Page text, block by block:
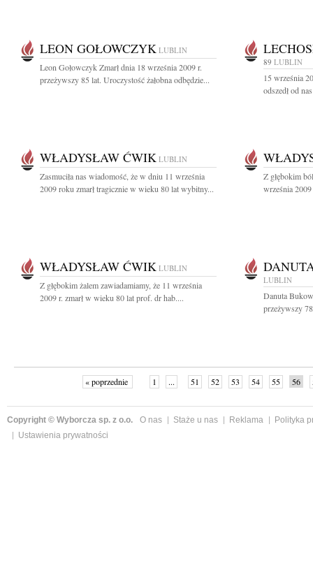
LEON GOŁOWCZYK LUBLIN
Leon Gołowczyk Zmarł dnia 18 września 2009 r.
przeżywszy 85 lat. Uroczystość żałobna odbędzie...
89 LUBLIN
15 września
odszedł od
WŁADYSŁAW ĆWIK LUBLIN
Zasmuciła nas wiadomość, że w dniu 11 września
2009 roku zmarł tragicznie w wieku 80 lat wybitny...
Z głębokim
września
WŁADYSŁAW ĆWIK LUBLIN
Z głębokim żalem zawiadamiamy, że 11 września
2009 r. zmarł w wieku 80 lat prof. dr hab....
LUBLIN
Danuta
przeżywszy
« poprzednie 1 ... 51 52 53 54 55 56
Copyright © Wyborcza sp. z o.o. O nas Staże u nas Reklama
Polityka
Ustawienia prywatności